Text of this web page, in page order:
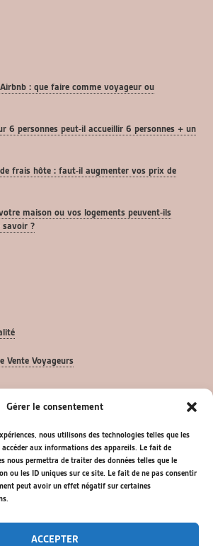
Gérer le consentement
nous utilisons des technologies telles que les
aux informations des appareils. Le fait de
nous permettra de traiter des données telles que le
ou les ID uniques sur ce site. Le fait de ne pas consentir
peut avoir un effet négatif sur certaines
ACCEPTER
: que faire comme voyageur ou
6 personnes peut-il accueillir 6 personnes + un
frais hôte : faut-il augmenter vos prix de
maison ou vos logements peuvent-ils
savoir ?
Vente Voyageurs